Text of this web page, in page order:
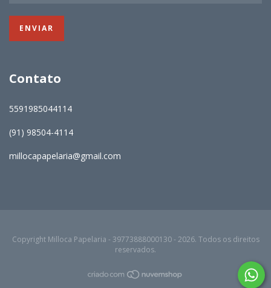
Contato
5591985044114
(91) 98504-4114
millocapapelaria@gmail.com
Copyright Milloca Papelaria - 39773888000130 - 2026. Todos os direitos
reservados.